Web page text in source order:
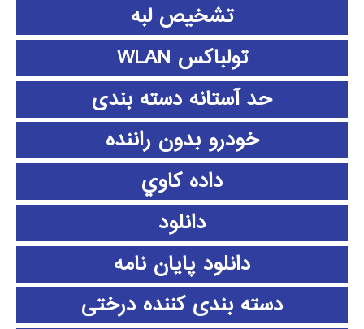
تشخیص لبه
تولباکس WLAN
حد آستانه دسته بندی
خودرو بدون راننده
داده كاوي
دانلود
دانلود پايان نامه
دسته بندی کننده درختی